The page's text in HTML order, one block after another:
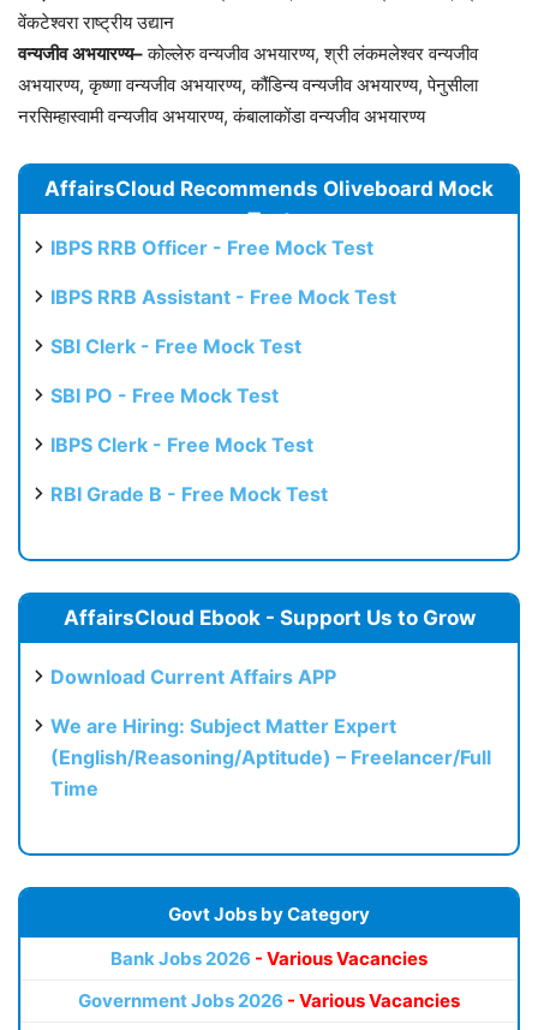
वेंकटेश्वरा राष्ट्रीय उद्यान
वन्यजीव अभयारण्य–कोल्लेरु वन्यजीव अभयारण्य, श्री लंकमलेश्वर वन्यजीव
अभयारण्य, कृष्णा वन्यजीव अभयारण्य, कौंडिन्य वन्यजीव अभयारण्य, पेनुसीला
नरसिम्हास्वामी वन्यजीव अभयारण्य, कंबालाकोंडा वन्यजीव अभयारण्य
AffairsCloud Recommends Oliveboard Mock
Test
IBPS RRB Officer - Free Mock Test
IBPS RRB Assistant - Free Mock Test
SBI Clerk - Free Mock Test
SBI PO - Free Mock Test
IBPS Clerk - Free Mock Test
RBI Grade B - Free Mock Test
AffairsCloud Ebook - Support Us to Grow
Download Current Affairs APP
We are Hiring: Subject Matter Expert
(English/Reasoning/Aptitude) – Freelancer/Full
Time
Govt Jobs by Category
Bank Jobs 2026 - Various Vacancies
Government Jobs 2026 - Various Vacancies